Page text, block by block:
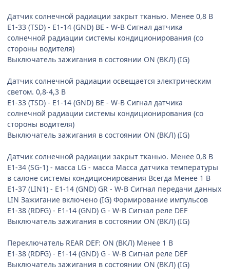
Датчик солнечной радиации закрыт тканью. Менее 0,8 В
E1-33 (TSD) - E1-14 (GND) BE - W-B Сигнал датчика
солнечной радиации системы кондиционирования (со
стороны водителя)
Выключатель зажигания в состоянии ON (ВКЛ) (IG)
Датчик солнечной радиации освещается электрическим
светом. 0,8-4,3 В
E1-33 (TSD) - E1-14 (GND) BE - W-B Сигнал датчика
солнечной радиации системы кондиционирования (со
стороны водителя)
Выключатель зажигания в состоянии ON (ВКЛ) (IG)
Датчик солнечной радиации закрыт тканью. Менее 0,8 В
E1-34 (SG-1) - масса LG - масса Масса датчика температуры
в салоне системы кондиционирования Всегда Менее 1 В
E1-37 (LIN1) - E1-14 (GND) GR - W-B Сигнал передачи данных
LIN Зажигание включено (IG) Формирование импульсов
E1-38 (RDFG) - E1-14 (GND) G - W-B Сигнал реле DEF
Выключатель зажигания в состоянии ON (ВКЛ) (IG)
Переключатель REAR DEF: ON (ВКЛ) Менее 1 В
E1-38 (RDFG) - E1-14 (GND) G - W-B Сигнал реле DEF
Выключатель зажигания в состоянии ON (ВКЛ) (IG)